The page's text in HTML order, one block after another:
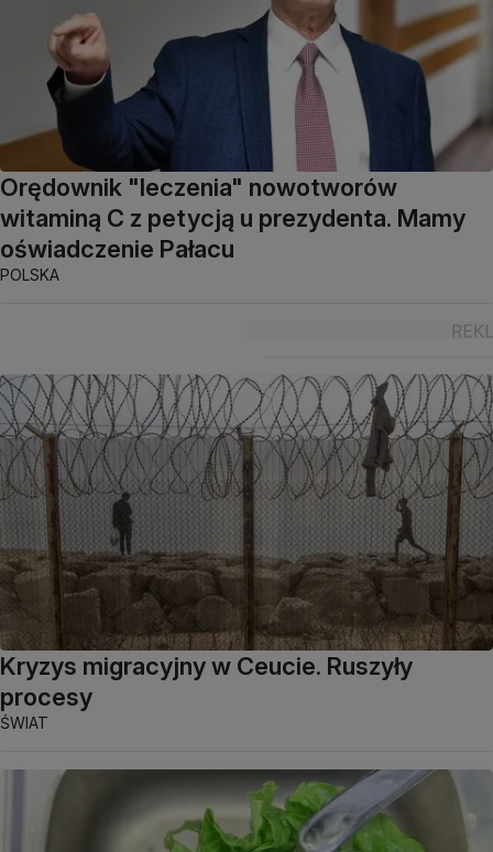
Orędownik "leczenia" nowotworów
witaminą C z petycją u prezydenta. Mamy
oświadczenie Pałacu
POLSKA
Kryzys migracyjny w Ceucie. Ruszyły
procesy
ŚWIAT